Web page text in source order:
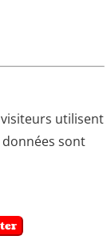
utilisent
données sont